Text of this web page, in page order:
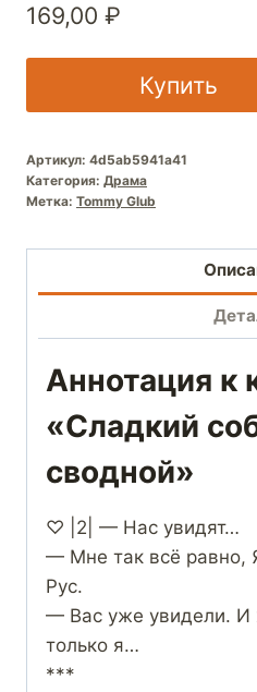
169,00 ₽
Купить
Артикул: 4d5ab5941a41
Категория: Драма
Метка: Tommy Glub
Аннотация к
«Сладкий
сводной»
♡ |2| — Нас увидят…
— Мне так всё равно,
Рус.
— Вас уже увидели. И
только я…
***